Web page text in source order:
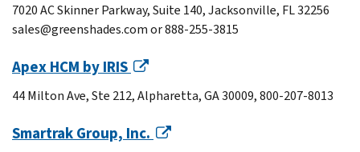
7020 AC Skinner Parkway, Suite 140, Jacksonville, FL 32256
sales@greenshades.com or 888-255-3815
Apex HCM by IRIS
44 Milton Ave, Ste 212, Alpharetta, GA 30009, 800-207-8013
Smartrak Group, Inc.